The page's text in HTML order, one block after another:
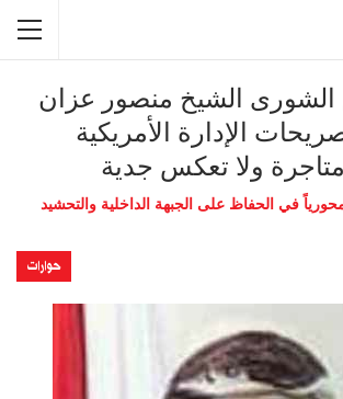
الشيخ منصور عزان
الإدارة الأمريكية
ولا تعكس جدية
في الحفاظ على الجبهة الداخلية والتحشيد
حوارات